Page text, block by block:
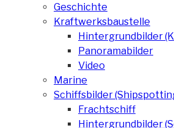
Geschichte
Kraftwerksbaustelle
Hintergrundbilder
Panoramabilder
Video
Marine
Schiffsbilder
Frachtschiff
Hintergrundbilder